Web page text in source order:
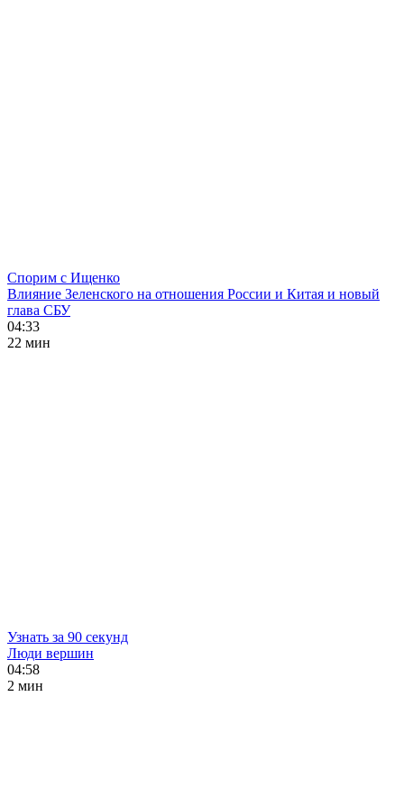
Спорим с Ищенко
Влияние Зеленского на отношения России и Китая и новый
глава СБУ
04:33
22 мин
Узнать за 90 секунд
Люди вершин
04:58
2 мин